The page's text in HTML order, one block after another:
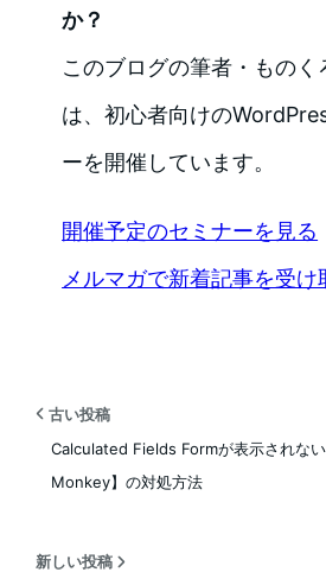
か？
このブログの筆者・ものく
は、初心者向けの
ーを開催しています。
開催予定のセミナーを見る
メルマガで新着記事を受け
古い投稿
Calculated Fields Formが表示されな
Monkey】の対処方法
新しい投稿